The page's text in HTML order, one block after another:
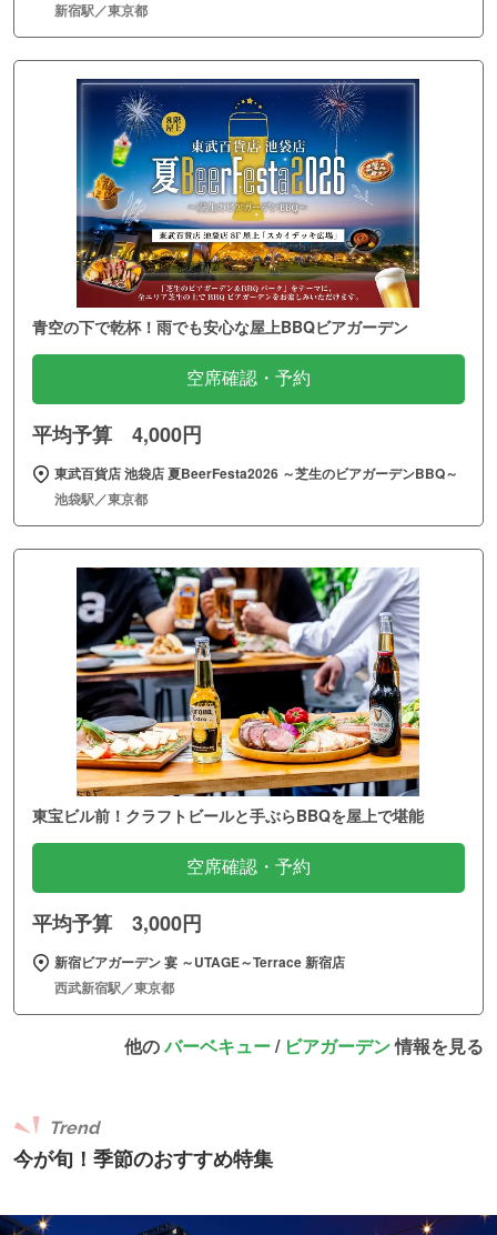
新宿駅／東京都
青空の下で乾杯！雨でも安心な屋上BBQビアガーデン
空席確認・予約
平均予算 4,000円
東武百貨店 池袋店 夏BeerFesta2026 ～芝生のビアガーデンBBQ～
池袋駅／東京都
東宝ビル前！クラフトビールと手ぶらBBQを屋上で堪能
空席確認・予約
平均予算 3,000円
新宿ビアガーデン 宴 ～UTAGE～Terrace 新宿店
西武新宿駅／東京都
他のバーベキュー/ ビアガーデン情報を見る
今が旬！季節のおすすめ特集
Trend